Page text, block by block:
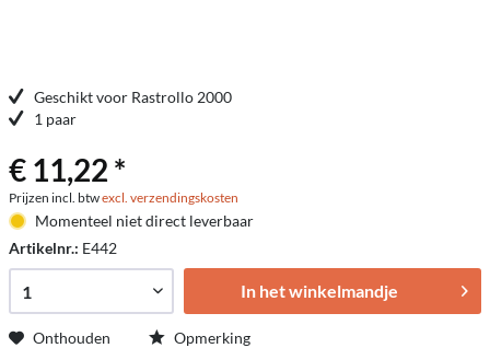
Geschikt voor Rastrollo 2000
1 paar
€ 11,22 *
Prijzen incl. btwexcl. verzendingskosten
Momenteel niet direct leverbaar
Artikelnr.: E442
In het winkelmandje
Onthouden Opmerking